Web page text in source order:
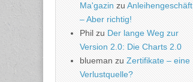
Ma'gazin zu Anleihengeschäft
– Aber richtig!
Phil zu Der lange Weg zur
Version 2.0: Die Charts 2.0
blueman zu Zertifikate – eine
Verlustquelle?